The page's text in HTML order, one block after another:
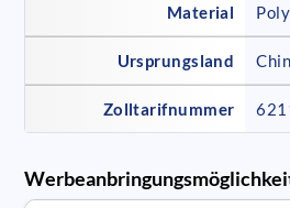
Material
Ursprungsland
Zolltarifnummer